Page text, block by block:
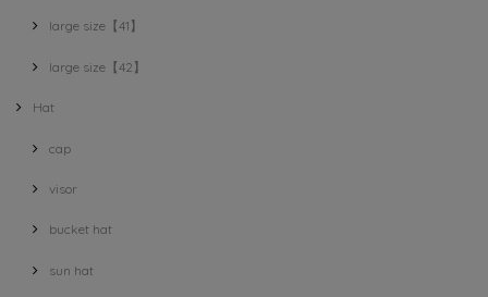
large size【41】
large size【42】
Hat
cap
visor
bucket hat
sun hat